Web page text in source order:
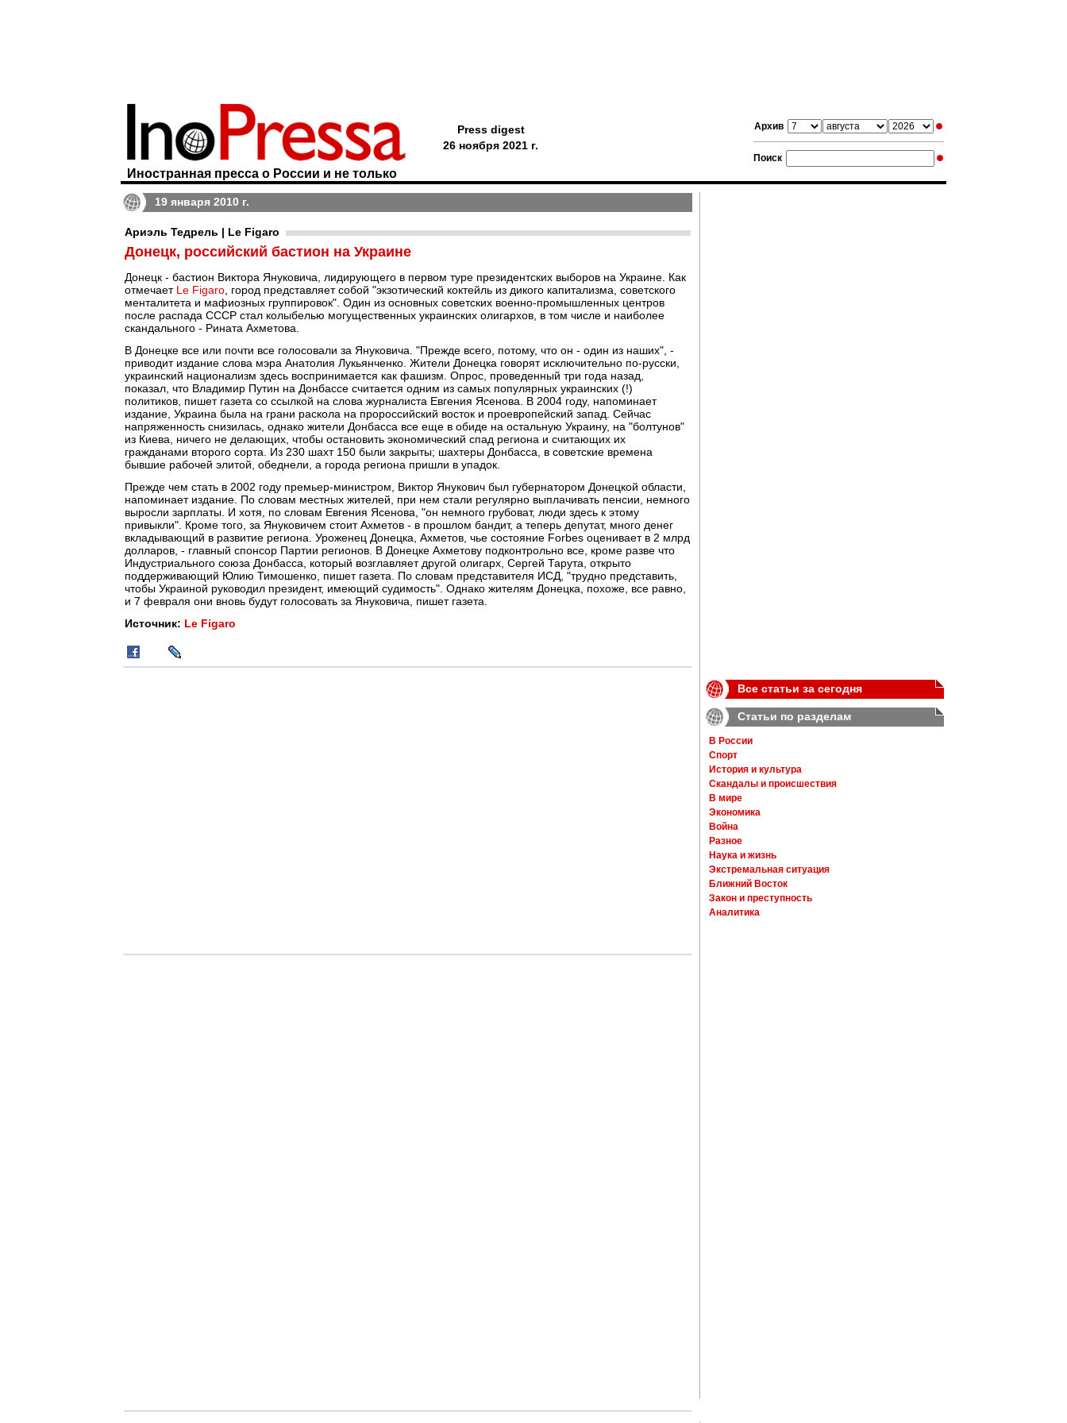
Архив
Поиск
Иностранная пресса о России и не только
Press digest
26 ноября 2021 г.
19 января 2010 г.
Ариэль Тедрель | Le Figaro
Донецк, российский бастион на Украине
Донецк - бастион Виктора Януковича, лидирующего в первом туре президентских выборов на Украине. Как
отмечает Le Figaro , город представляет собой "экзотический коктейль из дикого капитализма, советского
менталитета и мафиозных группировок". Один из основных советских военно-промышленных центров
после распада СССР стал колыбелью могущественных украинских олигархов, в том числе и наиболее
скандального - Рината Ахметова.
В Донецке все или почти все голосовали за Януковича. "Прежде всего, потому, что он - один из наших", -
приводит издание слова мэра Анатолия Лукьянченко. Жители Донецка говорят исключительно по-русски,
украинский национализм здесь воспринимается как фашизм. Опрос, проведенный три года назад,
показал, что Владимир Путин на Донбассе считается одним из самых популярных украинских (!)
политиков, пишет газета со ссылкой на слова журналиста Евгения Ясенова. В 2004 году, напоминает
издание, Украина была на грани раскола на пророссийский восток и проевропейский запад. Сейчас
напряженность снизилась, однако жители Донбасса все еще в обиде на остальную Украину, на "болтунов"
из Киева, ничего не делающих, чтобы остановить экономический спад региона и считающих их
гражданами второго сорта. Из 230 шахт 150 были закрыты; шахтеры Донбасса, в советские времена
бывшие рабочей элитой, обеднели, а города региона пришли в упадок.
Прежде чем стать в 2002 году премьер-министром, Виктор Янукович был губернатором Донецкой области,
напоминает издание. По словам местных жителей, при нем стали регулярно выплачивать пенсии, немного
выросли зарплаты. И хотя, по словам Евгения Ясенова, "он немного грубоват, люди здесь к этому
привыкли". Кроме того, за Януковичем стоит Ахметов - в прошлом бандит, а теперь депутат, много денег
вкладывающий в развитие региона. Уроженец Донецка, Ахметов, чье состояние Forbes оценивает в 2 млрд
долларов, - главный спонсор Партии регионов. В Донецке Ахметову подконтрольно все, кроме разве что
Индустриального союза Донбасса, который возглавляет другой олигарх, Сергей Тарута, открыто
поддерживающий Юлию Тимошенко, пишет газета. По словам представителя ИСД, "трудно представить,
чтобы Украиной руководил президент, имеющий судимость". Однако жителям Донецка, похоже, все равно,
и 7 февраля они вновь будут голосовать за Януковича, пишет газета.
Источник: Le Figaro
Все статьи за сегодня
Статьи по разделам
В России
Спорт
История и культура
Скандалы и происшествия
В мире
Экономика
Война
Разное
Наука и жизнь
Экстремальная ситуация
Ближний Восток
Закон и преступность
Аналитика